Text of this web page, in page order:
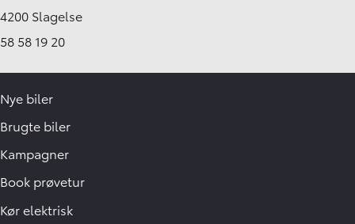
4200 Slagelse
58 58 19 20
Nye biler
Brugte biler
Kampagner
Book prøvetur
Kør elektrisk